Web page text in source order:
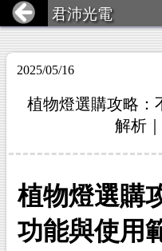
君沛光電
2025/05/16
植物燈選購攻略：
解析
植物燈選購
功能與使用